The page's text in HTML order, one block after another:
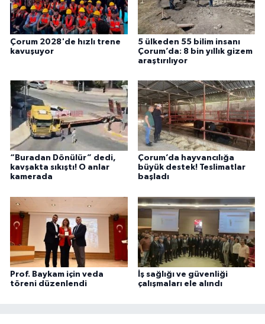
Çorum 2028'de hızlı trene
kavuşuyor
5 ülkeden 55 bilim insanı
Çorum’da: 8 bin yıllık gizem
araştırılıyor
“Buradan Dönülür” dedi,
kavşakta sıkıştı! O anlar
kamerada
Çorum’da hayvancılığa
büyük destek! Teslimatlar
başladı
Prof. Baykam için veda
töreni düzenlendi
İş sağlığı ve güvenliği
çalışmaları ele alındı